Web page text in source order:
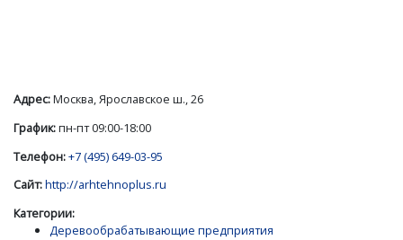
Адрес:Москва, Ярославское ш., 26
График:пн-пт 09:00-18:00
Телефон:+7 (495) 649-03-95
Сайт:http://arhtehnoplus.ru
Категории:
Деревообрабатывающие предприятия